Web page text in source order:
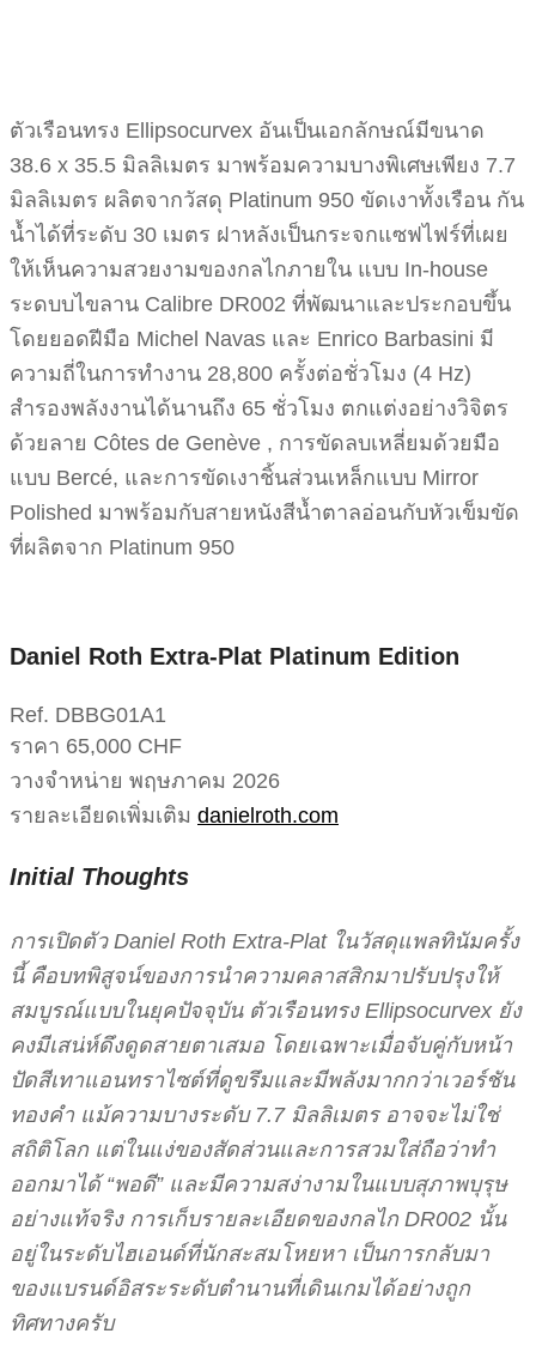
ตัวเรือนทรง Ellipsocurvex อันเป็นเอกลักษณ์มีขนาด
38.6 x 35.5 มิลลิเมตร มาพร้อมความบางพิเศษเพียง 7.7
มิลลิเมตร ผลิตจากวัสดุ Platinum 950 ขัดเงาทั้งเรือน กัน
น้ำได้ที่ระดับ 30 เมตร ฝาหลังเป็นกระจกแซฟไฟร์ที่เผย
ให้เห็นความสวยงามของกลไกภายใน แบบ In-house
ระดบบไขลาน Calibre DR002 ที่พัฒนาและประกอบขึ้น
โดยยอดฝีมือ Michel Navas และ Enrico Barbasini มี
ความถี่ในการทำงาน 28,800 ครั้งต่อชั่วโมง (4 Hz)
สำรองพลังงานได้นานถึง 65 ชั่วโมง ตกแต่งอย่างวิจิตร
ด้วยลาย Côtes de Genève , การขัดลบเหลี่ยมด้วยมือ
แบบ Bercé, และการขัดเงาชิ้นส่วนเหล็กแบบ Mirror
Polished มาพร้อมกับสายหนังสีน้ำตาลอ่อนกับหัวเข็มขัด
ที่ผลิตจาก Platinum 950
Daniel Roth Extra-Plat Platinum Edition
Ref. DBBG01A1
ราคา 65,000 CHF
วางจำหน่าย พฤษภาคม 2026
รายละเอียดเพิ่มเติม danielroth.com
Initial Thoughts
การเปิดตัว Daniel Roth Extra-Plat ในวัสดุแพลทินัมครั้ง
นี้ คือบทพิสูจน์ของการนำความคลาสสิกมาปรับปรุงให้
สมบูรณ์แบบในยุคปัจจุบัน ตัวเรือนทรง Ellipsocurvex ยัง
คงมีเสน่ห์ดึงดูดสายตาเสมอ โดยเฉพาะเมื่อจับคู่กับหน้า
ปัดสีเทาแอนทราไซต์ที่ดูขรึมและมีพลังมากกว่าเวอร์ชัน
ทองคำ แม้ความบางระดับ 7.7 มิลลิเมตร อาจจะไม่ใช่
สถิติโลก แต่ในแง่ของสัดส่วนและการสวมใส่ถือว่าทำ
ออกมาได้ “พอดี” และมีความสง่างามในแบบสุภาพบุรุษ
อย่างแท้จริง การเก็บรายละเอียดของกลไก DR002 นั้น
อยู่ในระดับไฮเอนด์ที่นักสะสมโหยหา เป็นการกลับมา
ของแบรนด์อิสระระดับตำนานที่เดินเกมได้อย่างถูก
ทิศทางครับ